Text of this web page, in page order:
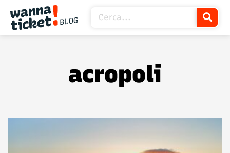
acropoli